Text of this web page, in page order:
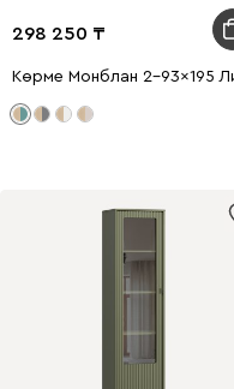
298 250
Көрме Монблан 2-93x195